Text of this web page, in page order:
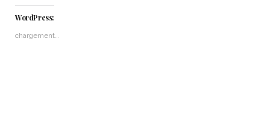
WordPress:
chargement…